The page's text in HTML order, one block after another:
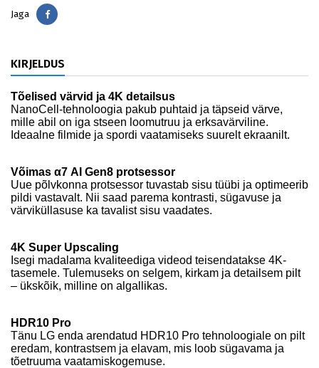
Jaga Jaga
KIRJELDUS
Tõelised värvid ja 4K detailsus
NanoCell-tehnoloogia pakub puhtaid ja täpseid värve,
mille abil on iga stseen loomutruu ja erksavärviline.
Ideaalne filmide ja spordi vaatamiseks suurelt ekraanilt.
Võimas α7 AI Gen8 protsessor
Uue põlvkonna protsessor tuvastab sisu tüübi ja optimeerib
pildi vastavalt. Nii saad parema kontrasti, sügavuse ja
värviküllasuse ka tavalist sisu vaadates.
4K Super Upscaling
Isegi madalama kvaliteediga videod teisendatakse 4K-
tasemele. Tulemuseks on selgem, kirkam ja detailsem pilt
– ükskõik, milline on algallikas.
HDR10 Pro
Tänu LG enda arendatud HDR10 Pro tehnoloogiale on pilt
eredam, kontrastsem ja elavam, mis loob sügavama ja
tõetruuma vaatamiskogemuse.